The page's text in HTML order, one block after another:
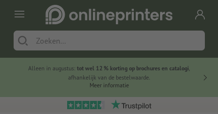
Alleen in augustus: tot wel 12 % korting op brochures en catalogi,
afhankelijk van de bestelwaarde.
Meer informatie